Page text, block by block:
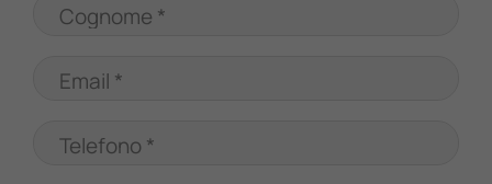
Cognome *
Email *
Telefono *